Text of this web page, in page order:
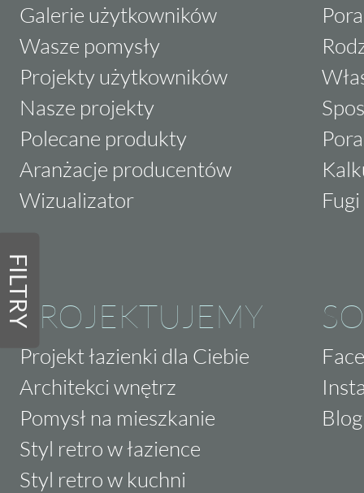
FILTRY
Galerie użytkowników
Wasze pomysły
Projekty użytkowników
Nasze projekty
Polecane produkty
Aranżacje producentów
Wizualizator
PROJEKTUJEMY
Projekt łazienki dla Ciebie
Architekci wnętrz
Pomysł na mieszkanie
Styl retro w łazience
Styl retro w kuchni
Blog